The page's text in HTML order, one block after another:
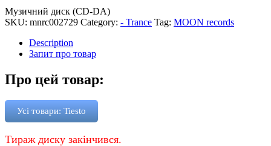
Музичний диск (CD-DA)
SKU: mnrc002729 Category: - Trance Tag: MOON records
Description
Запит про товар
Про цей товар:
Усі товари: Tiesto
Тираж диску закінчився.